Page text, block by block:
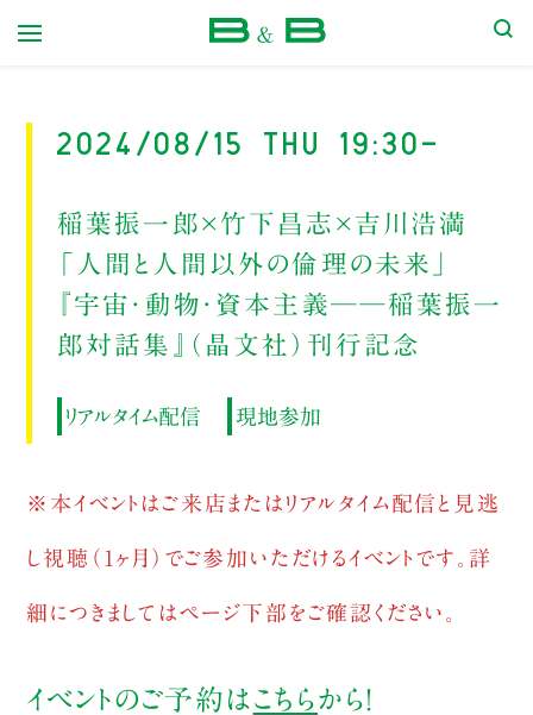
2024/08/15 Thu 19:30-
稲葉振一郎×竹下昌志×吉川浩満
「人間と人間以外の倫理の未来」
『宇宙・動物・資本主義──稲葉振一
郎対話集』（晶文社）刊行記念
リアルタイム配信 現地参加
※本イベントはご来店またはリアルタイム配信と見逃
し視聴（1ヶ月）でご参加いただけるイベントです。詳
細につきましてはページ下部をご確認ください。
イベントのご予約は こちらから！